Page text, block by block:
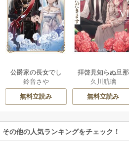
公爵家の長女でし
た
鈴音さや
無料立読み
拝啓見知らぬ旦那
様、離婚していた
だきます
久川航璃
無料立読み
その他の人気ランキングをチェック！